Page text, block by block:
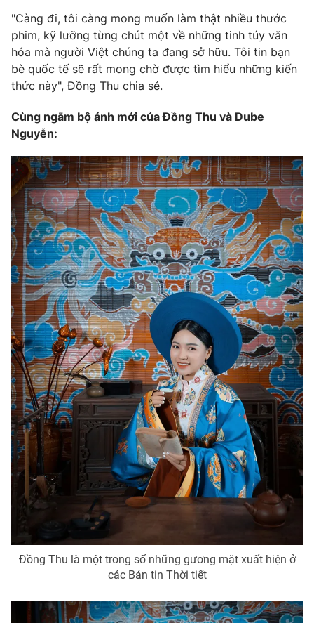
Hitech Công nghệ tương lai
Sản phẩm
Thị trường
Giao lưu trực tuyến
Lịch phát sóng
Chuyên mục khác
Photo Infographic
Video Shorts video
VTV Money VTV Thể thao
VTV Sức khoẻ Bất động sản
Thị trường 24h Tấm lòng Việt
VTV4 Vươn mình bằng AI
VTV9 VTV8
Liên hệ tòa soạn English
THỜI BÁO VTV
Theo dõi báo trên
"Càng đi, tôi càng mong muốn làm thật nhiều thước
phim, kỹ lưỡng từng chút một về những tinh túy văn
hóa mà người Việt chúng ta đang sở hữu. Tôi tin bạn
bè quốc tế sẽ rất mong chờ được tìm hiểu những kiến
thức này", Đồng Thu chia sẻ.
Cùng ngắm bộ ảnh mới của Đồng Thu và Dube
Nguyễn:
Đồng Thu là một trong số những gương mặt xuất hiện ở
các Bản tin Thời tiết